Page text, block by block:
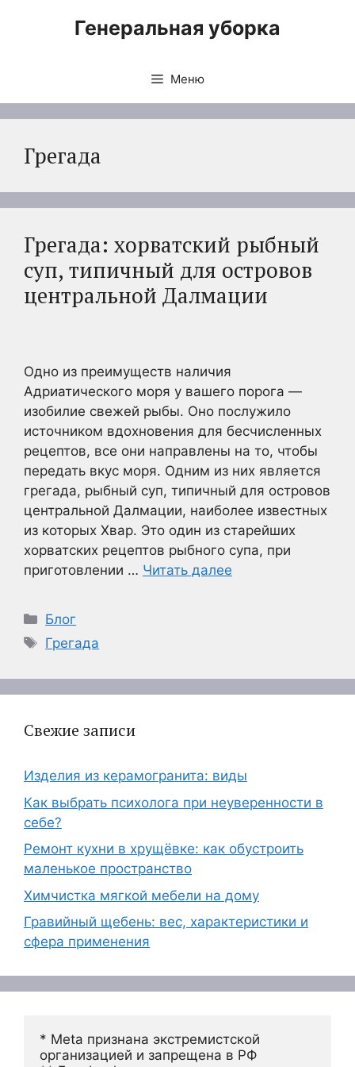
Генеральная уборка
Меню
Грегада
Грегада: хорватский рыбный
суп, типичный для островов
центральной Далмации
Одно из преимуществ наличия
Адриатического моря у вашего порога —
изобилие свежей рыбы. Оно послужило
источником вдохновения для бесчисленных
рецептов, все они направлены на то, чтобы
передать вкус моря. Одним из них является
грегада, рыбный суп, типичный для островов
центральной Далмации, наиболее известных
из которых Хвар. Это один из старейших
хорватских рецептов рыбного супа, при
приготовлении … Читать далее
Рубрики
Блог
Метки
Грегада
Свежие записи
Изделия из керамогранита: виды
Как выбрать психолога при неуверенности в
себе?
Ремонт кухни в хрущёвке: как обустроить
маленькое пространство
Химчистка мягкой мебели на дому
Гравийный щебень: вес, характеристики и
сфера применения
* Meta признана экстремистской
организацией и запрещена в РФ